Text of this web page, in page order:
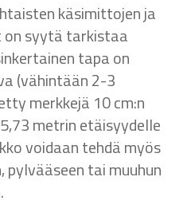
käsimittojen ja
syytä tarkistaa
tapa on
(vähintään 2-3
merkkejä 10 cm:n
metrin etäisyydelle
voidaan tehdä myös
pylvääseen tai muuhun